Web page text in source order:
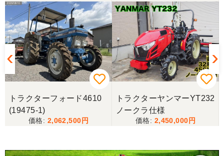
トラクターフォード4610
(19475-1)
2,062,500
トラクターヤンマーYT232
ノークラ仕様
2,450,000